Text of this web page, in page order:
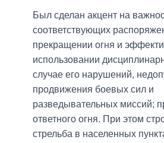
Был сделан акцент на
соответствующих
прекращении огня и
использовании
случае его нарушений,
продвижения боевых сил и
разведывательных миссий;
ответного огня. При этом
стрельба в населенных